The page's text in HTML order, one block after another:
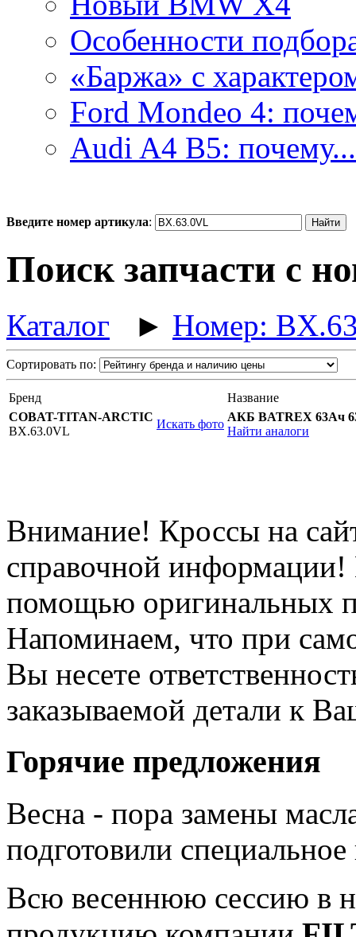
Особенности
«Баржа» с
Ford Mondeo 4:
Audi A4 B5: почему...
Введите номер артикула:
Поиск запчасти с
Каталог ► Номер:
Сортировать по:
Бренд
Название
COBAT-TITAN-ARCTIC
BX.63.0VL
Искать фото
АКБ BATREX 63Ач
Найти аналоги
Внимание! Кроссы на
справочной информации!
помощью оригинальных
Напоминаем, что при
Вы несете
заказываемой детали к
Горячие предложения
Весна - пора замены
подготовили
Всю весеннюю сессию в